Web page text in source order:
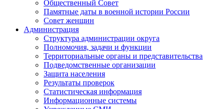
Общественный Совет
Памятные даты в военной истории России
Совет женщин
Администрация
Структура администрации округа
Полномочия, задачи и функции
Территориальные органы и представительства
Подведомственные организации
Защита населения
Результаты проверок
Статистическая информация
Информационные системы